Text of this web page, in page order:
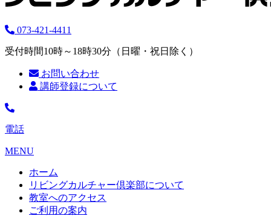
073-421-4411
受付時間10時～18時30分（日曜・祝日除く）
お問い合わせ
講師登録について
電話
MENU
ホーム
リビングカルチャー倶楽部について
教室へのアクセス
ご利用の案内